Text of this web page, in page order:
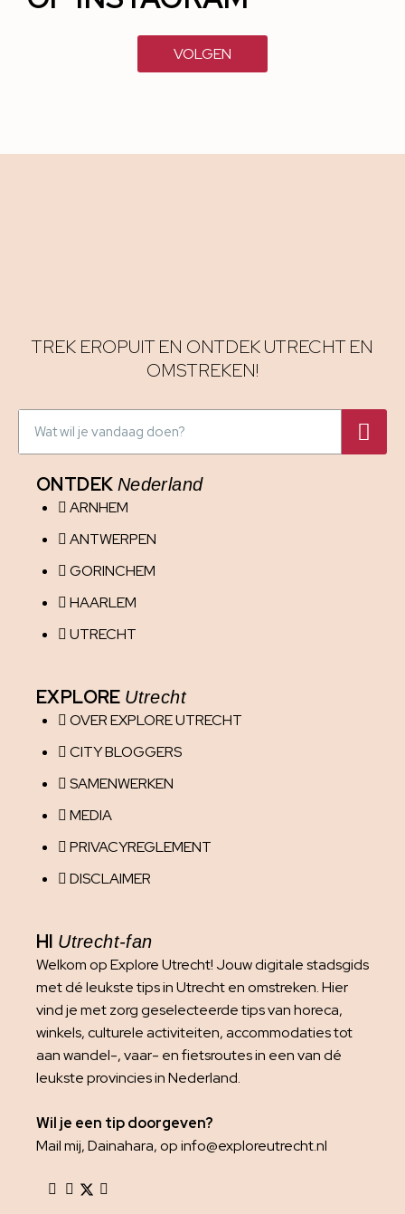
VOLGEN
TREK EROPUIT EN ONTDEK UTRECHT EN
OMSTREKEN!
ONTDEK Nederland
ARNHEM
ANTWERPEN
GORINCHEM
HAARLEM
UTRECHT
EXPLORE Utrecht
OVER EXPLORE UTRECHT
CITY BLOGGERS
SAMENWERKEN
MEDIA
PRIVACYREGLEMENT
DISCLAIMER
HI Utrecht-fan
Welkom op Explore Utrecht! Jouw digitale stadsgids
met dé leukste tips in Utrecht en omstreken. Hier
vind je met zorg geselecteerde tips van horeca,
winkels, culturele activiteiten, accommodaties tot
aan wandel-, vaar- en fietsroutes in een van dé
leukste provincies in Nederland.
Wil je een tip doorgeven?
Mail mij, Dainahara, op info@exploreutrecht.nl